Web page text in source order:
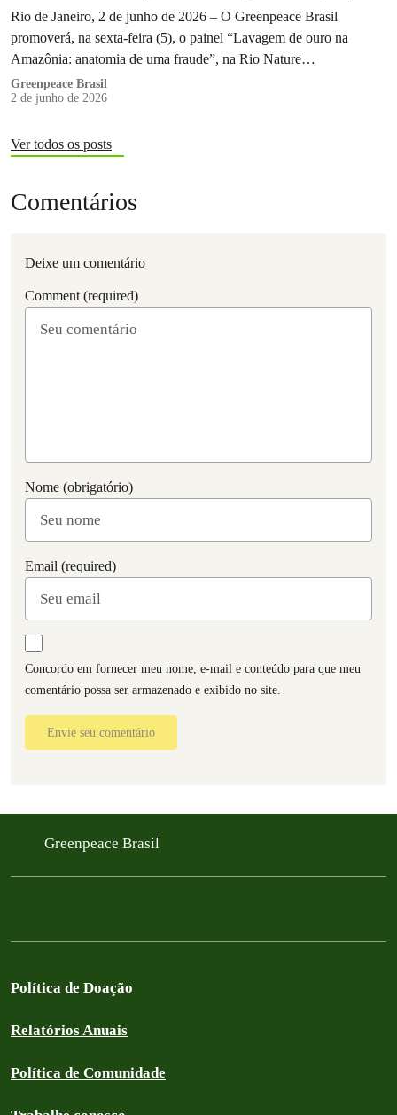
Rio de Janeiro, 2 de junho de 2026 – O Greenpeace Brasil
promoverá, na sexta-feira (5), o painel “Lavagem de ouro na
Amazônia: anatomia de uma fraude”, na Rio Nature…
Greenpeace Brasil
2 de junho de 2026
Ver todos os posts
Comentários
Deixe um comentário
Comment (required)
Nome (obrigatório)
Email (required)
Concordo em fornecer meu nome, e-mail e conteúdo para que meu
comentário possa ser armazenado e exibido no site.
Envie seu comentário
Greenpeace Brasil
Política de Doação
Relatórios Anuais
Política de Comunidade